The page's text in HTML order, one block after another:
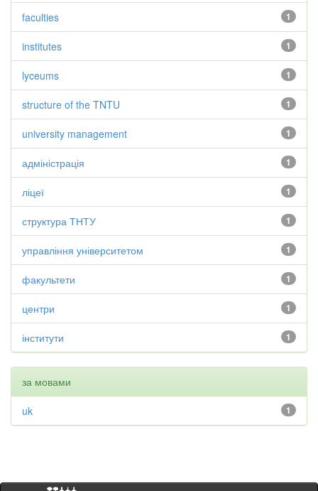
1
faculties
1
institutes
1
lyceums
1
structure of the TNTU
1
university management
1
адміністрація
1
ліцеї
1
структура ТНТУ
1
управління університетом
1
факультети
1
центри
1
інститути
за мовами
1
uk